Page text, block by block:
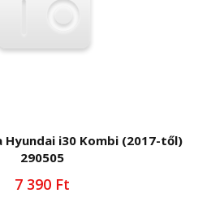
i30 Kombi (2017-től)
290505
7 390 Ft